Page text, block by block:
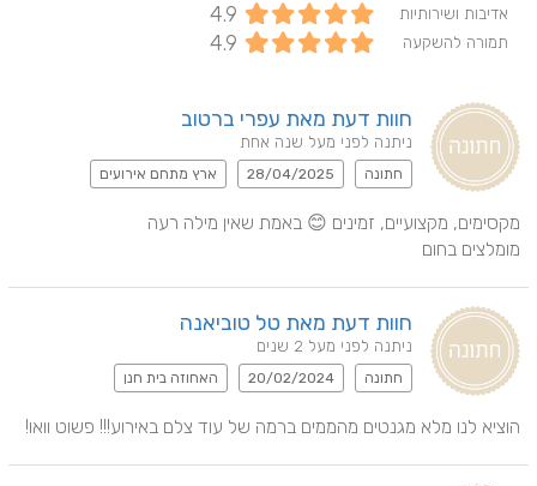
אדיבות ושירותיות 4.9
תמורה להשקעה 4.9
חוות דעת מאת עפרי ברטוב
ניתנה לפני מעל שנה אחת
חתונה 28/04/2025 ארץ מתחם אירועים
מומלצים בחום
חוות דעת מאת טל טוביאנה
ניתנה לפני מעל 2 שנים
חתונה 20/02/2024 האחוזה בית חנן
הוציא לנו מלא מגנטים מהממים ברמה של עוד צלם באירוע!!! פשוט וואו!